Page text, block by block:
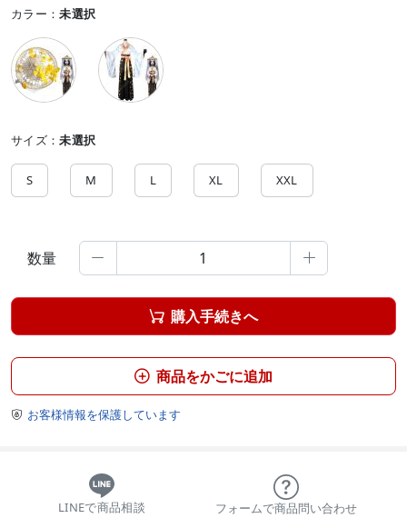
カラー：未選択
サイズ：未選択
S M L XL XXL
数量  
 購入手続きへ
 商品をかごに追加
 お客様情報を保護しています
LINEで商品相談 フォームで商品問い合わせ